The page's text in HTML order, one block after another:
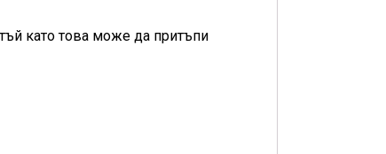
като това може да притъпи